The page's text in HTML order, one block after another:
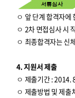
ㅇ 앞 단계 합격자에
ㅇ 2차 면접심사 시
ㅇ 최종합격자는 신
4. 지원서 제출
ㅇ 제출기간 : 2014.
ㅇ 제출방법 및 제출